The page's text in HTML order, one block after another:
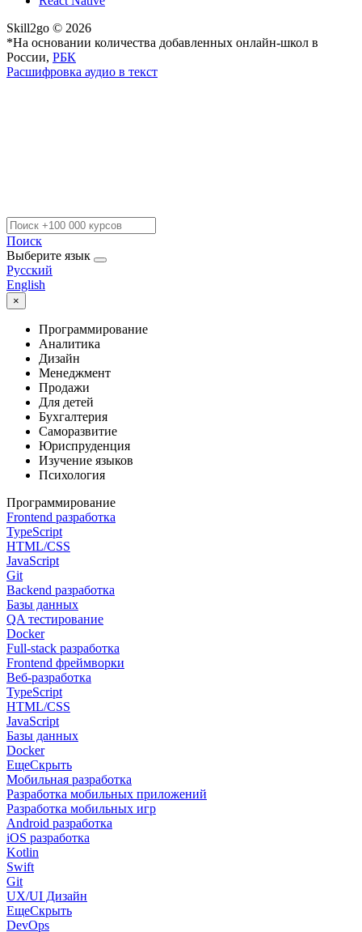
Skill2go © 2026
*На основании количества добавленных онлайн-школ в
России, РБК
Расшифровка аудио в текст
Поиск
Выберите язык
Русский
English
×
Программирование
Аналитика
Дизайн
Менеджмент
Продажи
Для детей
Бухгалтерия
Саморазвитие
Юриспруденция
Изучение языков
Психология
Программирование
Frontend разработка
TypeScript
HTML/CSS
JavaScript
Git
Backend разработка
Базы данных
QA тестирование
Docker
Full-stack разработка
Frontend фреймворки
Веб-разработка
TypeScript
HTML/CSS
JavaScript
Базы данных
Docker
ЕщеСкрыть
Мобильная разработка
Разработка мобильных приложений
Разработка мобильных игр
Android разработка
iOS разработка
Kotlin
Swift
Git
UX/UI Дизайн
ЕщеСкрыть
DevOps